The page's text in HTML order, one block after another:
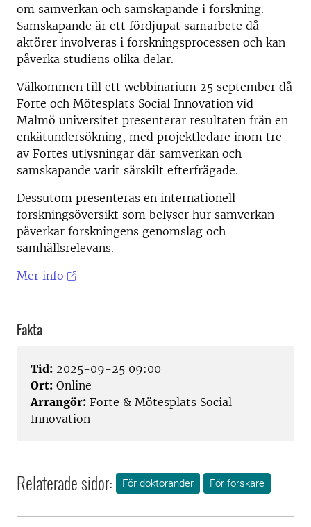
om samverkan och samskapande i forskning.
Samskapande är ett fördjupat samarbete då
aktörer involveras i forskningsprocessen och kan
påverka studiens olika delar.
Välkommen till ett webbinarium 25 september då
Forte och Mötesplats Social Innovation vid
Malmö universitet presenterar resultaten från en
enkätundersökning, med projektledare inom tre
av Fortes utlysningar där samverkan och
samskapande varit särskilt efterfrågade.
Dessutom presenteras en internationell
forskningsöversikt som belyser hur samverkan
påverkar forskningens genomslag och
samhällsrelevans.
Mer info
Fakta
Tid: 2025-09-25 09:00
Ort: Online
Arrangör: Forte & Mötesplats Social
Innovation
Relaterade sidor: För doktorander För forskare